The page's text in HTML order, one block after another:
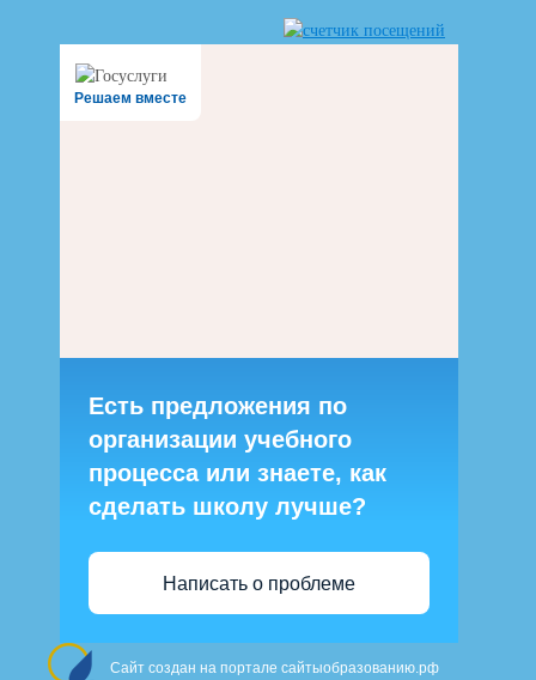
Решаем вместе
Есть предложения по
организации учебного
процесса или знаете, как
сделать школу лучше?
Написать о проблеме
Сайт создан на портале сайтыобразованию.рф